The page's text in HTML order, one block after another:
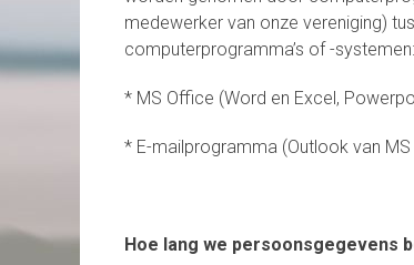
medewerker van onze vereniging)
computerprogramma’s of -systemen:
* MS Office (Word en Excel,
* E-mailprogramma (Outlook van
Hoe lang we persoonsgegevens